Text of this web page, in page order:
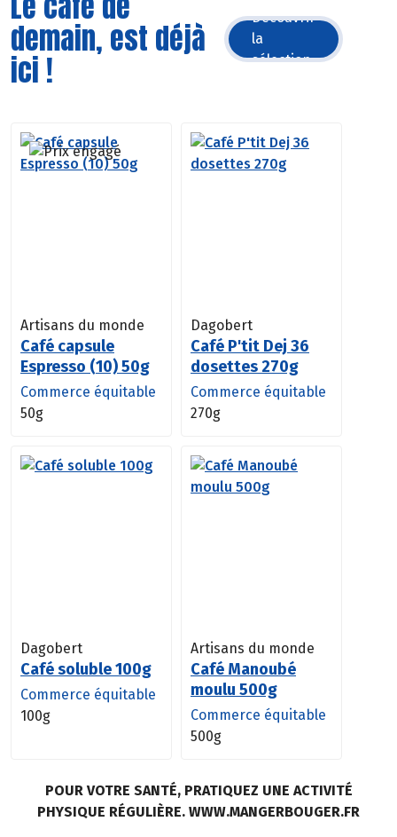
demain, est déjà
ici !
Découvrir
la
sélection
Artisans du monde
Café capsule
Espresso (10) 50g
Commerce équitable
50g
Dagobert
Café P'tit Dej 36
dosettes 270g
Commerce équitable
270g
Dagobert
Café soluble 100g
Commerce équitable
100g
Artisans du monde
Café Manoubé
moulu 500g
Commerce équitable
500g
POUR VOTRE SANTÉ, PRATIQUEZ UNE ACTIVITÉ
PHYSIQUE RÉGULIÈRE. WWW.MANGERBOUGER.FR